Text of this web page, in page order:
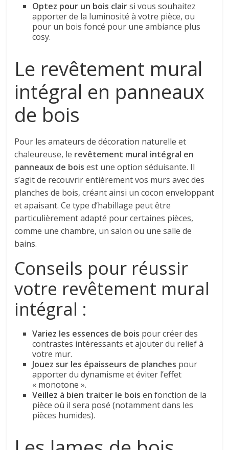
Optez pour un bois clairsi vous souhaitez
apporter de la luminosité à votre pièce, ou
pour un bois foncé pour une ambiance plus
cosy.
Le revêtement mural
intégral en panneaux
de bois
Pour les amateurs de décoration naturelle et
chaleureuse, le revêtement mural intégral en
panneaux de bois est une option séduisante. Il
s’agit de recouvrir entièrement vos murs avec des
planches de bois, créant ainsi un cocon enveloppant
et apaisant. Ce type d’habillage peut être
particulièrement adapté pour certaines pièces,
comme une chambre, un salon ou une salle de
bains.
Conseils pour réussir
votre revêtement mural
intégral :
Variez les essences de bois pour créer des
contrastes intéressants et ajouter du relief à
votre mur.
Jouez sur les épaisseurs de planches pour
apporter du dynamisme et éviter l’effet
« monotone ».
Veillez à bien traiter le bois en fonction de la
pièce où il sera posé (notamment dans les
pièces humides).